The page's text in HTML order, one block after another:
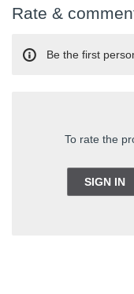
Rate &
To rate the
SIGN IN
Be the first